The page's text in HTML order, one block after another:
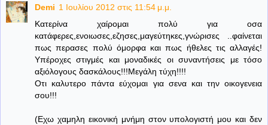
Demi 1 Ιουλίου 2012 στις 11:54 μ.μ.
Κατερίνα χαίρομαι πολύ για οσα
κατάφερες,ενοιωσες,εζησες,μαγεύτηκες,γνώρισες ..φαίνεται
πως περασες πολύ όμορφα και πως ήθελες τις αλλαγές!
Υπέροχες στιγμές και μοναδικές οι συναντήσεις με τόσο
αξιόλογους δασκάλους!!!Μεγάλη τύχη!!!!
Οτι καλυτερο πάντα εύχομαι για σενα και την οικογενεια
σου!!!
(Εχω χαμηλη εικονική μνήμη στον υπολογιστή μου και δεν